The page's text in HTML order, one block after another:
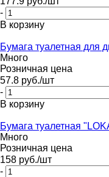
-
В корзину
Бумага туалетная для
Много
Розничная цена
57.8 руб./шт
-
В корзину
Бумага туалетная
Много
Розничная цена
158 руб./шт
-